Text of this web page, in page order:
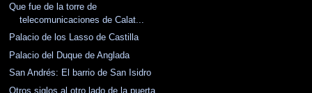
Que fue de la torre de
telecomunicaciones de Calat...
Palacio de los Lasso de Castilla
Palacio del Duque de Anglada
San Andrés: El barrio de San Isidro
Otros siglos al otro lado de la puerta